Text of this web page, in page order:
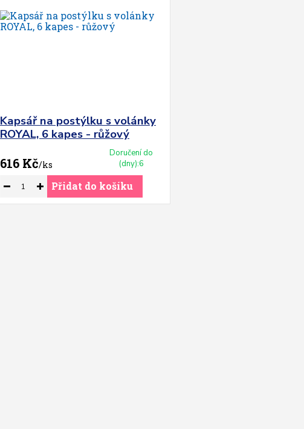
Kapsář na postýlku s volánky
ROYAL, 6 kapes - růžový
616 Kč/ks
Doručení do
(dny):6
Přidat do košíku